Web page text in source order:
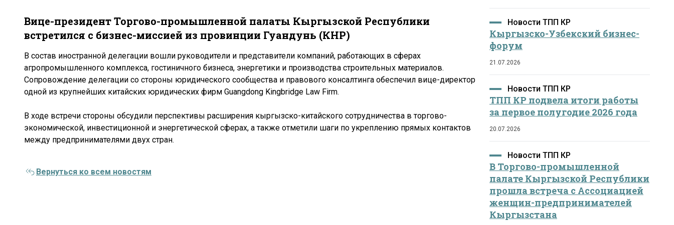
Вице-президент Торгово-промышленной палаты Кыргызской Республики
встретился с бизнес-миссией из провинции Гуандунь (КНР)
В состав иностранной делегации вошли руководители и представители компаний, работающих в сферах
агропромышленного комплекса, гостиничного бизнеса, энергетики и производства строительных материалов.
Сопровождение делегации со стороны юридического сообщества и правового консалтинга обеспечил вице-директор
одной из крупнейших китайских юридических фирм Guangdong Kingbridge Law Firm.
В ходе встречи стороны обсудили перспективы расширения кыргызско-китайского сотрудничества в торгово-
экономической, инвестиционной и энергетической сферах, а также отметили шаги по укреплению прямых контактов
между предпринимателями двух стран.
Вернуться ко всем новостям
Новости ТПП КР
Кыргызско-Узбекский бизнес-
форум
21.07.2026
Новости ТПП КР
ТПП КР подвела итоги работы
за первое полугодие 2026 года
20.07.2026
Новости ТПП КР
В Торгово-промышленной
палате Кыргызской Республики
прошла встреча с Ассоциацией
женщин-предпринимателей
Кыргызстана